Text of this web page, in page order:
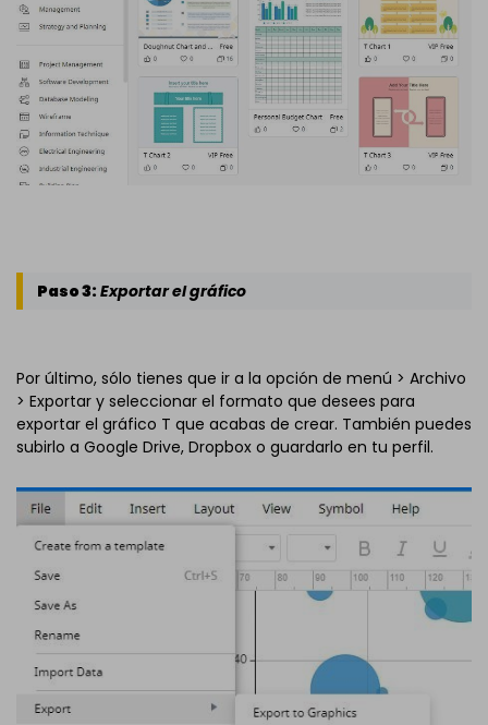
Paso 3: Exportar el gráfico
Por último, sólo tienes que ir a la opción de menú > Archivo
> Exportar y seleccionar el formato que desees para
exportar el gráfico T que acabas de crear. También puedes
subirlo a Google Drive, Dropbox o guardarlo en tu perfil.